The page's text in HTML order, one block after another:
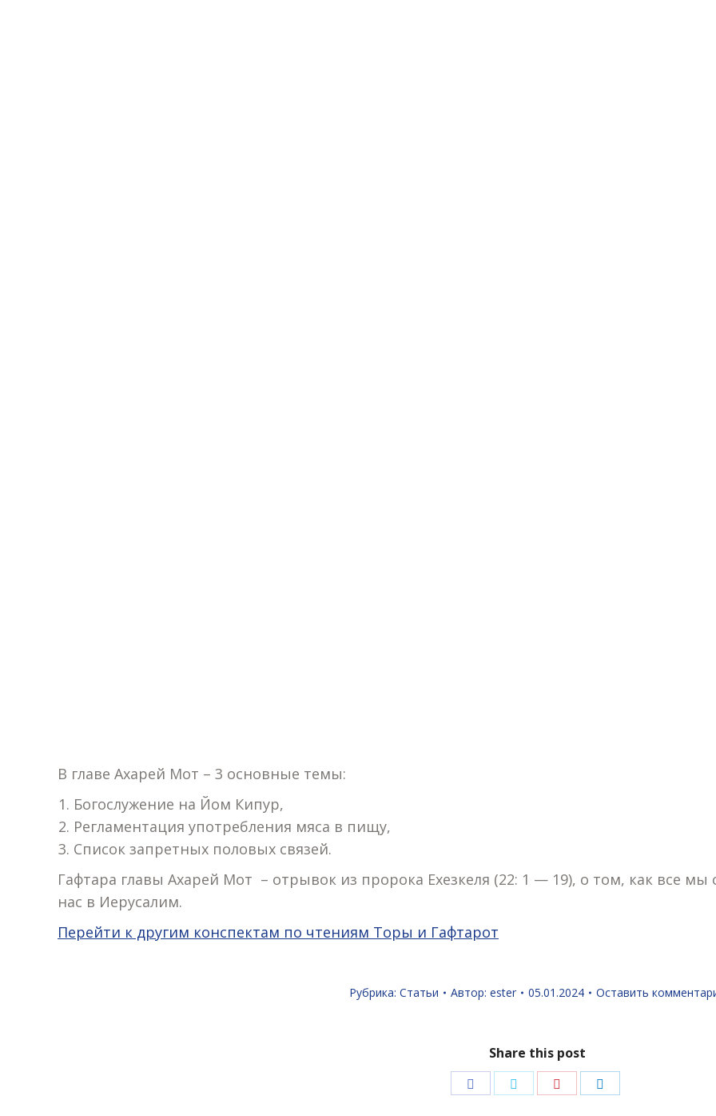
В главе Ахарей Мот – 3 основные темы:
Богослужение на Йом Кипур,
Регламентация употребления мяса в пищу,
Список запретных половых связей.
Гафтара главы Ахарей Мот – отрывок из пророка Ехезкеля (22: 1 — 19), о том, как все
нас в Иерусалим.
Перейти к другим конспектам по чтениям Торы и Гафтарот
Рубрика: Статьи Автор: ester 05.01.2024 Оставить
Share this post
ПоделитьсяПоделитьсяПоделиться